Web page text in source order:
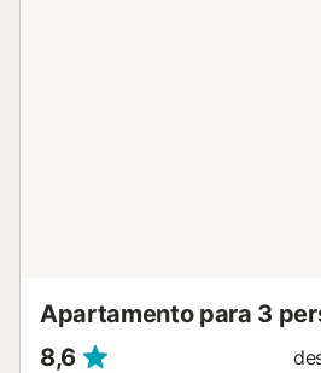
Apartamento para 3
8,6